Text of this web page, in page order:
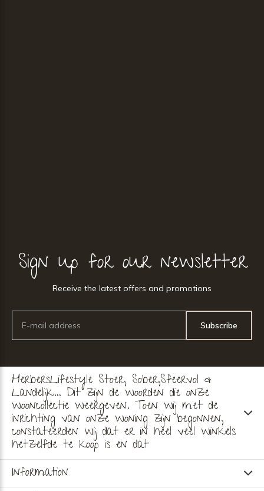
Sign up for our newsletter
Receive the latest offers and promotions
Subscribe
HerbersLifestyle Stoer, Sober,Sfeervol &
Landelijk... Dit zijn de woorden die onze
wooncollectie weergeven. Toen wij met de
inrichting van onze woning zijn begonnen,
constateerden wij dat er in heel veel winkels
hetzelfde te koop is en dat
Information